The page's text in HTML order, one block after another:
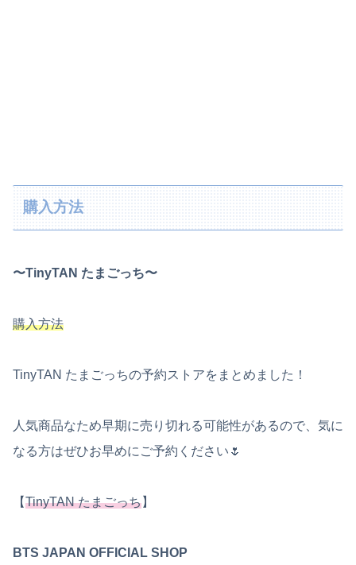
購入方法
〜TinyTAN たまごっち〜
購入方法
TinyTAN たまごっちの予約ストアをまとめました！
人気商品なため早期に売り切れる可能性があるので、気に
なる方はぜひお早めにご予約ください🌷
【TinyTAN たまごっち】
BTS JAPAN OFFICIAL SHOP